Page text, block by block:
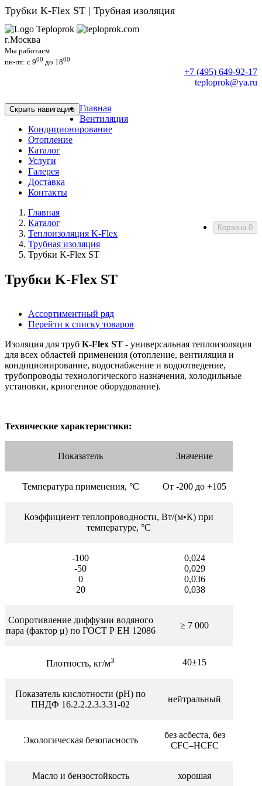
Трубки K-Flex ST | Трубная изоляция
г.Москва
Мы работаем
пн-пт: c 900 до 1800
+7 (495) 649-92-17
teploprok@ya.ru
Скрыть навигацию Главная
Вентиляция
Кондиционирование
Отопление
Каталог
Услуги
Галерея
Доставка
Контакты
Корзина 0
Главная
Каталог
Теплоизоляция K-Flex
Трубная изоляция
Трубки K-Flex ST
Трубки K-Flex ST
Ассортиментный ряд
Перейти к списку товаров
Изоляция для труб K-Flex ST - универсальная теплоизоляция
для всех областей применения (отопление, вентиляция и
кондиционирование, водоснабжение и водоотведение,
трубопроводы технологического назначения, холодильные
установки, криогенное оборудование).
Технические характеристики:
Показатель Значение
Температура применения, °C От -200 до +105
Коэффициент теплопроводности, Вт/(м•К) при
температуре, °С
-100
-50
0
20
0,024
0,029
0,036
0,038
Сопротивление диффузии водяного
пара (фактор μ) по ГОСТ Р ЕН 12086
≥ 7 000
Плотность, кг/м3 40±15
Показатель кислотности (pH) по
ПНДФ 16.2.2.2.3.3.31-02
нейтральный
Экологическая безопасность
без асбеста, без
CFC–HCFC
Масло и бензостойкость хорошая
220,43